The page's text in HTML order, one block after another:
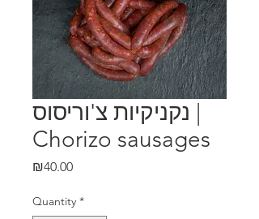
נקניקיות צ'וריסוס |
Chorizo ​​sausages
₪40.00Price
Quantity *